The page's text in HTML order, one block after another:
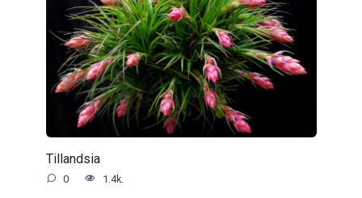
Tillandsia
0 1.4k.